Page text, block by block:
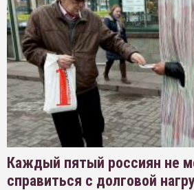
Каждый пятый россиян не
справиться с долговой